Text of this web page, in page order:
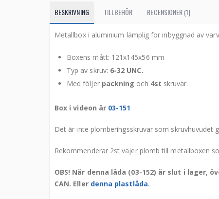
BESKRIVNING TILLBEHÖR RECENSIONER (1)
Metallbox i aluminium lämplig för inbyggnad av
Boxens mått: 121x145x56 mm
Typ av skruv: 6-32 UNC.
Med följer packning och 4st skruvar.
Box i videon är 03-151
Det är inte plomberingsskruvar som skruvhuvudet
Rekommenderar 2st vajer plomb till metallboxen
OBS! När denna låda (03-152) är slut i lager,
CAN. Eller denna plastlåda.